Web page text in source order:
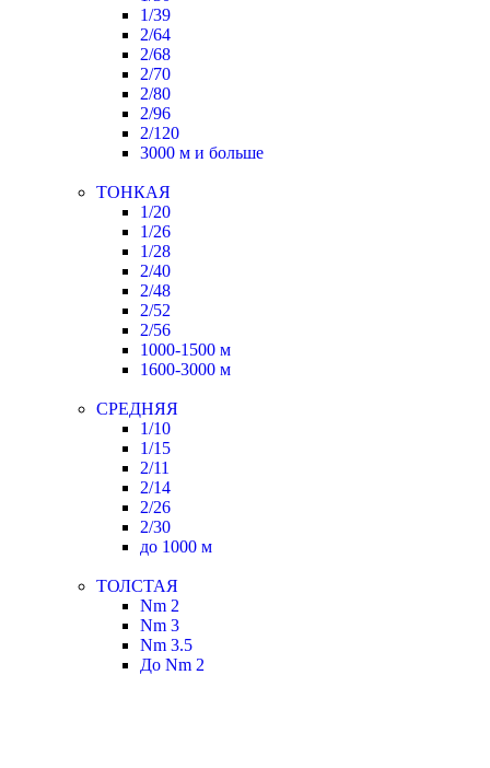
1/39
2/64
2/68
2/70
2/80
2/96
2/120
3000 м и больше
ТОНКАЯ
1/20
1/26
1/28
2/40
2/48
2/52
2/56
1000-1500 м
1600-3000 м
СРЕДНЯЯ
1/10
1/15
2/11
2/14
2/26
2/30
до 1000 м
ТОЛСТАЯ
Nm 2
Nm 3
Nm 3.5
До Nm 2